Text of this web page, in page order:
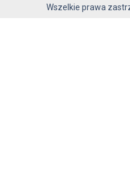
Wszelkie prawa